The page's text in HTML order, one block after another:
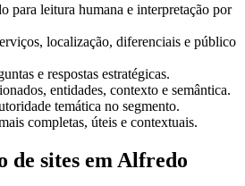
para leitura humana e interpretação por
localização, diferenciais e público
e respostas estratégicas.
entidades, contexto e semântica.
temática no segmento.
completas, úteis e contextuais.
de sites em Alfredo